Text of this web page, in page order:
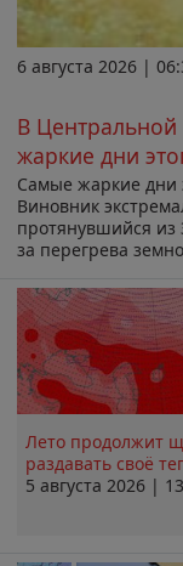
6 августа 2026 |
В Центральной
жаркие дни
Самые жаркие дни
Виновник
протянувшийся из
за перегрева
Лето продолжит
раздавать своё
5 августа 2026 |